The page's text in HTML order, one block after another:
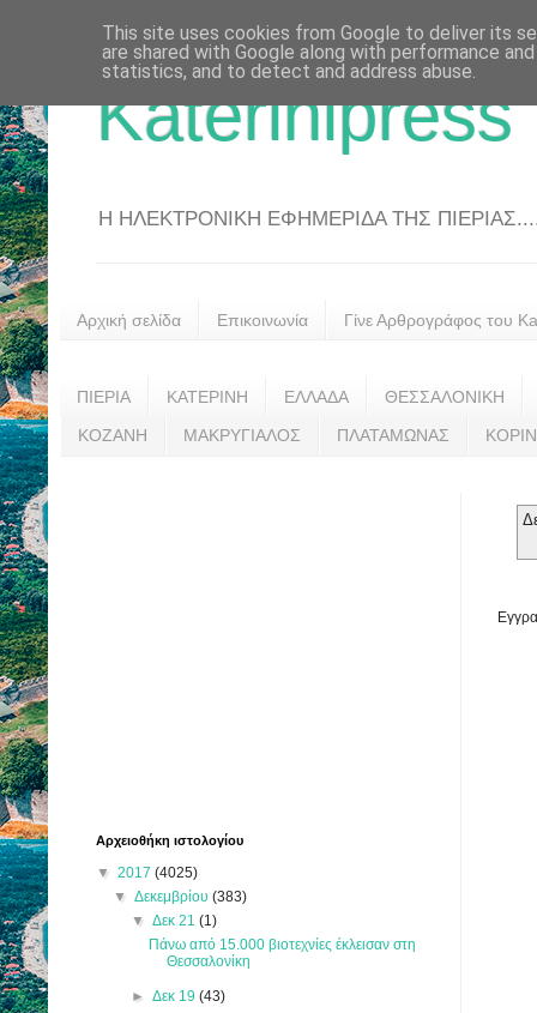
Katerinipress
Η ΗΛΕΚΤΡΟΝΙΚΗ ΕΦΗΜΕΡΙΔΑ ΤΗΣ
Αρχική σελίδα Επικοινωνία Γίνε Αρθρογράφος του
ΠΙΕΡΙΑ ΚΑΤΕΡΙΝΗ ΕΛΛΑΔΑ ΘΕΣΣΑΛΟΝΙΚΗ
ΚΟΖΑΝΗ ΜΑΚΡΥΓΙΑΛΟΣ ΠΛΑΤΑΜΩΝΑΣ
Αρχειοθήκη ιστολογίου
▼ 2017 (4025)
▼Δεκεμβρίου(383)
▼ Δεκ 21 (1)
Πάνω από 15.000 βιοτεχνίες έκλεισαν στη
Θεσσαλονίκη
► Δεκ 19 (43)
This site uses cookies from Google to deliver its
are shared with Google along with performance
statistics, and to detect and address abuse.